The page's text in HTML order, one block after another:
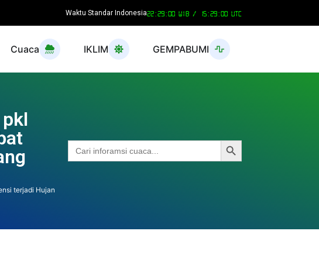
Waktu Standar Indonesia22:29:01 WIB / 15:29:01 UTC
Cuaca IKLIM GEMPABUMI
terjadi Hujan
Search
for:
Search Button